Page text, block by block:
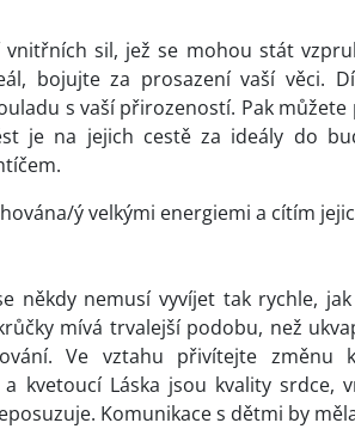
vnitřních sil, jež se mohou stát
bojujte za prosazení vaší věci.
s vaší přirozeností. Pak
je na jejich cestě za ideály do
ý velkými energiemi a cítím
někdy nemusí vyvíjet tak rychle,
mívá trvalejší podobu, než
Ve vztahu přivítejte změnu
kvetoucí Láska jsou kvality srdce,
Komunikace s dětmi by